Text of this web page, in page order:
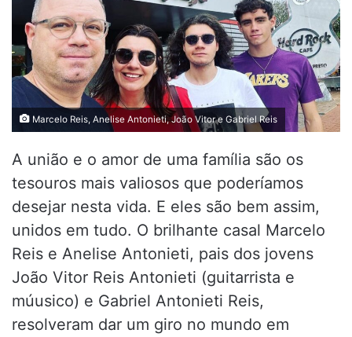
Marcelo Reis, Anelise Antonieti, João Vitor e Gabriel Reis
A união e o amor de uma família são os
tesouros mais valiosos que poderíamos
desejar nesta vida. E eles são bem assim,
unidos em tudo. O brilhante casal Marcelo
Reis e Anelise Antonieti, pais dos jovens
João Vitor Reis Antonieti (guitarrista e
múusico) e Gabriel Antonieti Reis,
resolveram dar um giro no mundo em